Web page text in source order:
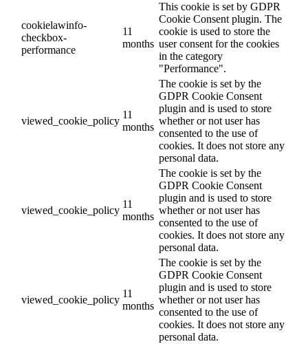
cookielawinfo-
checkbox-
performance
11
months
This cookie is set by GDPR
Cookie Consent plugin. The
cookie is used to store the
user consent for the cookies
in the category
"Performance".
viewed_cookie_policy
11
months
The cookie is set by the
GDPR Cookie Consent
plugin and is used to store
whether or not user has
consented to the use of
cookies. It does not store any
personal data.
viewed_cookie_policy
11
months
The cookie is set by the
GDPR Cookie Consent
plugin and is used to store
whether or not user has
consented to the use of
cookies. It does not store any
personal data.
viewed_cookie_policy
11
months
The cookie is set by the
GDPR Cookie Consent
plugin and is used to store
whether or not user has
consented to the use of
cookies. It does not store any
personal data.